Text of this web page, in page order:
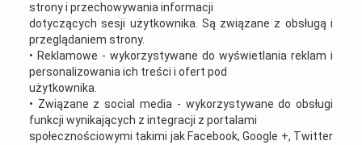
strony i przechowywania informacji
dotyczących sesji użytkownika. Są związane z obsługą i
przeglądaniem strony.
• Reklamowe - wykorzystywane do wyświetlania reklam i
personalizowania ich treści i ofert pod
użytkownika.
• Związane z social media - wykorzystywane do obsługi
funkcji wynikających z integracji z portalami
społecznościowymi takimi jak Facebook, Google +, Twitter